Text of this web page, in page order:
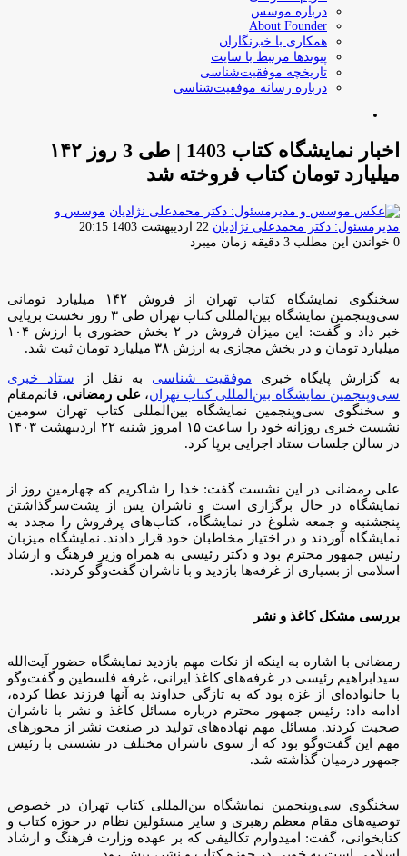
درباره موسس
About Founder
همکاری با خبرنگاران
پیوندها مرتبط با سایت
تاریخچه موفقیت‌شناسی
درباره رسانه موفقیت‌شناسی
اخبار نمایشگاه کتاب 1403 | طی 3 روز ۱۴۲
میلیارد تومان کتاب فروخته شد
موسس و
مدیرمسئول: دکتر محمدعلی نژادیان ارسال
ایمیل
22 اردیبهشت 1403 20:15
0 خواندن این مطلب 3 دقیقه زمان میبرد
سخنگوی نمایشگاه کتاب تهران از فروش ۱۴۲ میلیارد تومانی
سی‌وپنجمین نمایشگاه بین‌المللی کتاب تهران طی ۳ روز نخست برپایی
خبر داد و گفت: این میزان فروش در ۲ بخش حضوری با ارزش ۱۰۴
میلیارد تومان و در بخش مجازی به ارزش ۳۸ میلیارد تومان ثبت شد.
به گزارش پایگاه خبری موفقیت شناسی به نقل از ستاد خبری
سی‌وپنجمین نمایشگاه بین‌المللی کتاب تهران، علی رمضانی، قائم‌‌مقام
و سخنگوی سی‌وپنجمین نمایشگاه بین‌المللی کتاب تهران سومین
نشست خبری روزانه خود را ساعت ۱۵ امروز شنبه ۲۲ اردیبهشت ۱۴۰۳
در سالن جلسات ستاد اجرایی برپا کرد.
علی رمضانی در این نشست گفت: خدا را شاکریم که چهارمین روز از
نمایشگاه در حال برگزاری است و ناشران پس از پشت‌سرگذاشتن
پنجشنبه و جمعه شلوغ در نمایشگاه، کتاب‌های پرفروش را مجدد به
نمایشگاه آوردند و در اختیار مخاطبان خود قرار دادند. نمایشگاه میزبان
رئیس جمهور محترم بود و دکتر رئیسی به همراه وزیر فرهنگ و ارشاد
اسلامی از بسیاری از غرفه‌ها بازدید و با ناشران گفت‌وگو کردند.
بررسی مشکل کاغذ و نشر
رمضانی با اشاره به اینکه از نکات مهم بازدید نمایشگاه حضور آیت‌الله
سیدابراهیم رئیسی در غرفه‌های کاغذ ایرانی، غرفه فلسطین و گفت‌وگو
با خانواده‌ای از غزه بود که به تازگی خداوند به آنها فرزند عطا کرده،
ادامه داد: رئیس جمهور محترم درباره مسائل کاغذ و نشر با ناشران
صحبت کردند. مسائل مهم نهاده‌های تولید در صنعت نشر از محورهای
مهم این گفت‌وگو بود که از سوی ناشران مختلف در نشستی با رئیس
جمهور درمیان گذاشته شد.
سخنگوی سی‌وپنجمین نمایشگاه بین‌المللی کتاب تهران در خصوص
توصیه‌های مقام معظم رهبری و سایر مسئولین نظام در حوزه کتاب و
کتابخوانی، گفت: امیدوارم تکالیفی که بر عهده وزارت فرهنگ و ارشاد